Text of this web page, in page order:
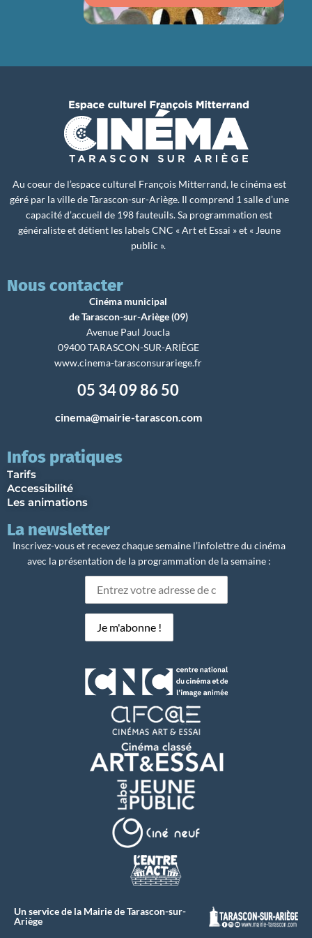
Au coeur de l’espace culturel François Mitterrand, le cinéma est
géré par la ville de Tarascon-sur-Ariège. Il comprend 1 salle d’une
capacité d’accueil de 198 fauteuils. Sa programmation est
généraliste et détient les labels CNC « Art et Essai » et « Jeune
public ».
Nous contacter
Cinéma municipal
de Tarascon-sur-Ariège (09)
Avenue Paul Joucla
09400 TARASCON-SUR-ARIÈGE
www.cinema-tarasconsurariege.fr
05 34 09 86 50
cinema@mairie-tarascon.com
Infos pratiques
Tarifs
Accessibilité
Les animations
La newsletter
Inscrivez-vous et recevez chaque semaine l’infolettre du cinéma
avec la présentation de la programmation de la semaine :
Un service de la Mairie de Tarascon-sur-
Ariège